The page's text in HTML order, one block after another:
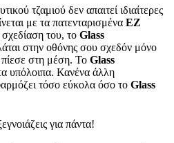
τζαμιού δεν απαιτεί ιδιαίτερες
με τα πατενταρισμένα EZ
του, το Glass
στην οθόνης σου σχεδόν μόνο
στη μέση. Το Glass
υπόλοιπα. Κανένα άλλη
τόσο εύκολα όσο το Glass
για πάντα!